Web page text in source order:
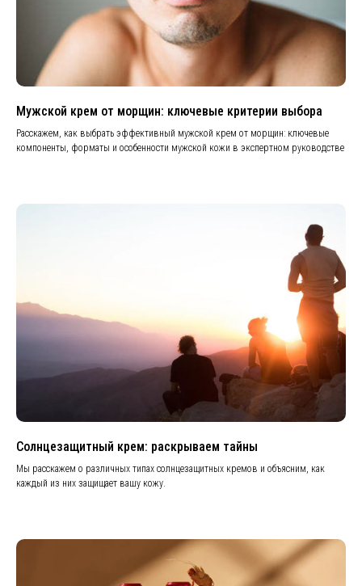
Мужской крем от морщин: ключевые критерии выбора
Расскажем, как выбрать эффективный мужской крем от морщин: ключевые
компоненты, форматы и особенности мужской кожи в экспертном руководстве
Солнцезащитный крем: раскрываем тайны
Мы расскажем о различных типах солнцезащитных кремов и объясним, как
каждый из них защищает вашу кожу.